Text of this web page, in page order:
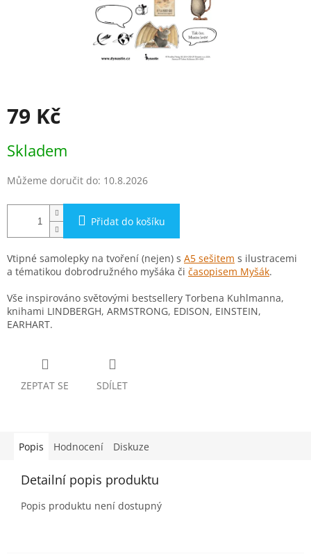
79 Kč
cena:
Skladem
Můžeme doručit do: 10.8.2026
Přidat do košíku
Vtipné samolepky na tvoření (nejen) s A5 sešitem s ilustracemi
a tématikou dobrodružného myšáka či časopisem Myšák.
Vše inspirováno světovými bestsellery Torbena Kuhlmanna,
knihami LINDBERGH, ARMSTRONG, EDISON, EINSTEIN,
EARHART.
ZEPTAT SE SDÍLET
Popis Hodnocení Diskuze
Detailní popis produktu
Popis produktu není dostupný